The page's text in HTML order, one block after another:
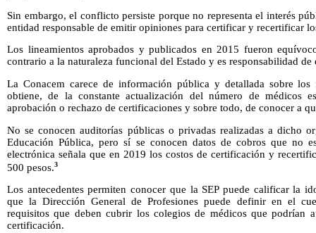
Sin embargo, el conflicto persiste porque no representa el interés
entidad responsable de emitir opiniones para certificar y recertificar
Los lineamientos aprobados y publicados en 2015 fueron
contrario a la naturaleza funcional del Estado y es responsabilidad
La Conacem carece de información pública y detallada sobre
obtiene, de la constante actualización del número de médicos
aprobación o rechazo de certificaciones y sobre todo, de conocer a
No se conocen auditorías públicas o privadas realizadas a dicho
Educación Pública, pero sí se conocen datos de cobros que no
electrónica señala que en 2019 los costos de certificación y
500 pesos.3
Los antecedentes permiten conocer que la SEP puede calificar la
que la Dirección General de Profesiones puede definir en el
requisitos que deben cubrir los colegios de médicos que podrían
certificación.